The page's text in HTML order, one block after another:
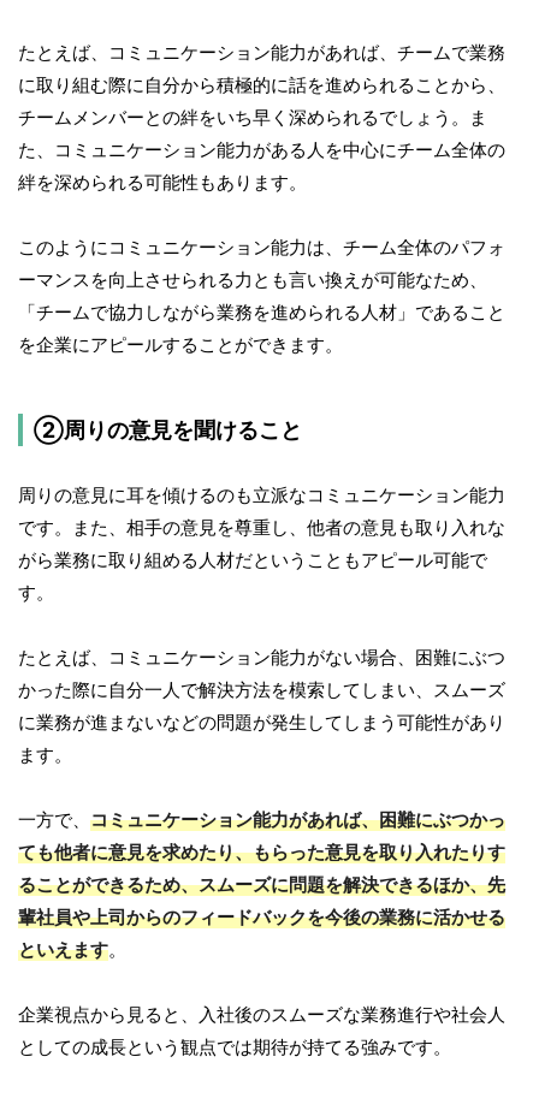
たとえば、コミュニケーション能力があれば、チームで業務
に取り組む際に自分から積極的に話を進められることから、
チームメンバーとの絆をいち早く深められるでしょう。ま
た、コミュニケーション能力がある人を中心にチーム全体の
絆を深められる可能性もあります。
このようにコミュニケーション能力は、チーム全体のパフォ
ーマンスを向上させられる力とも言い換えが可能なため、
「チームで協力しながら業務を進められる人材」であること
を企業にアピールすることができます。
②周りの意見を聞けること
周りの意見に耳を傾けるのも立派なコミュニケーション能力
です。また、相手の意見を尊重し、他者の意見も取り入れな
がら業務に取り組める人材だということもアピール可能で
す。
たとえば、コミュニケーション能力がない場合、困難にぶつ
かった際に自分一人で解決方法を模索してしまい、スムーズ
に業務が進まないなどの問題が発生してしまう可能性があり
ます。
一方で、 コミュニケーション能力があれば、困難にぶつかっ
ても他者に意見を求めたり、もらった意見を取り入れたりす
ることができるため、スムーズに問題を解決できるほか、先
輩社員や上司からのフィードバックを今後の業務に活かせる
といえます。
企業視点から見ると、入社後のスムーズな業務進行や社会人
としての成長という観点では期待が持てる強みです。